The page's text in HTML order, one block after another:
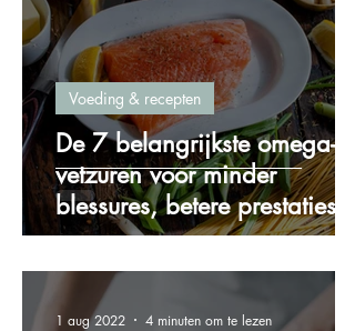
De 7 belangrijkste omega-3
vetzuren voor minder
blessures, betere prestaties
en meer energie!
Voeding & recepten
1 aug 2022 4 minuten om te lezen